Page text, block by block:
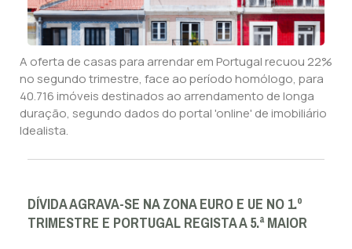
A oferta de casas para arrendar em Portugal recuou 22%
no segundo trimestre, face ao período homólogo, para
40.716 imóveis destinados ao arrendamento de longa
duração, segundo dados do portal 'online' de imobiliário
Idealista.
DÍVIDA AGRAVA-SE NA ZONA EURO E UE NO 1.º
TRIMESTRE E PORTUGAL REGISTA A 5.ª MAIOR